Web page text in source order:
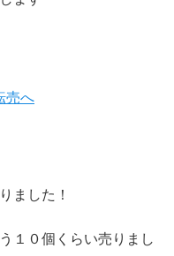
ました！
１０個くらい売りまし